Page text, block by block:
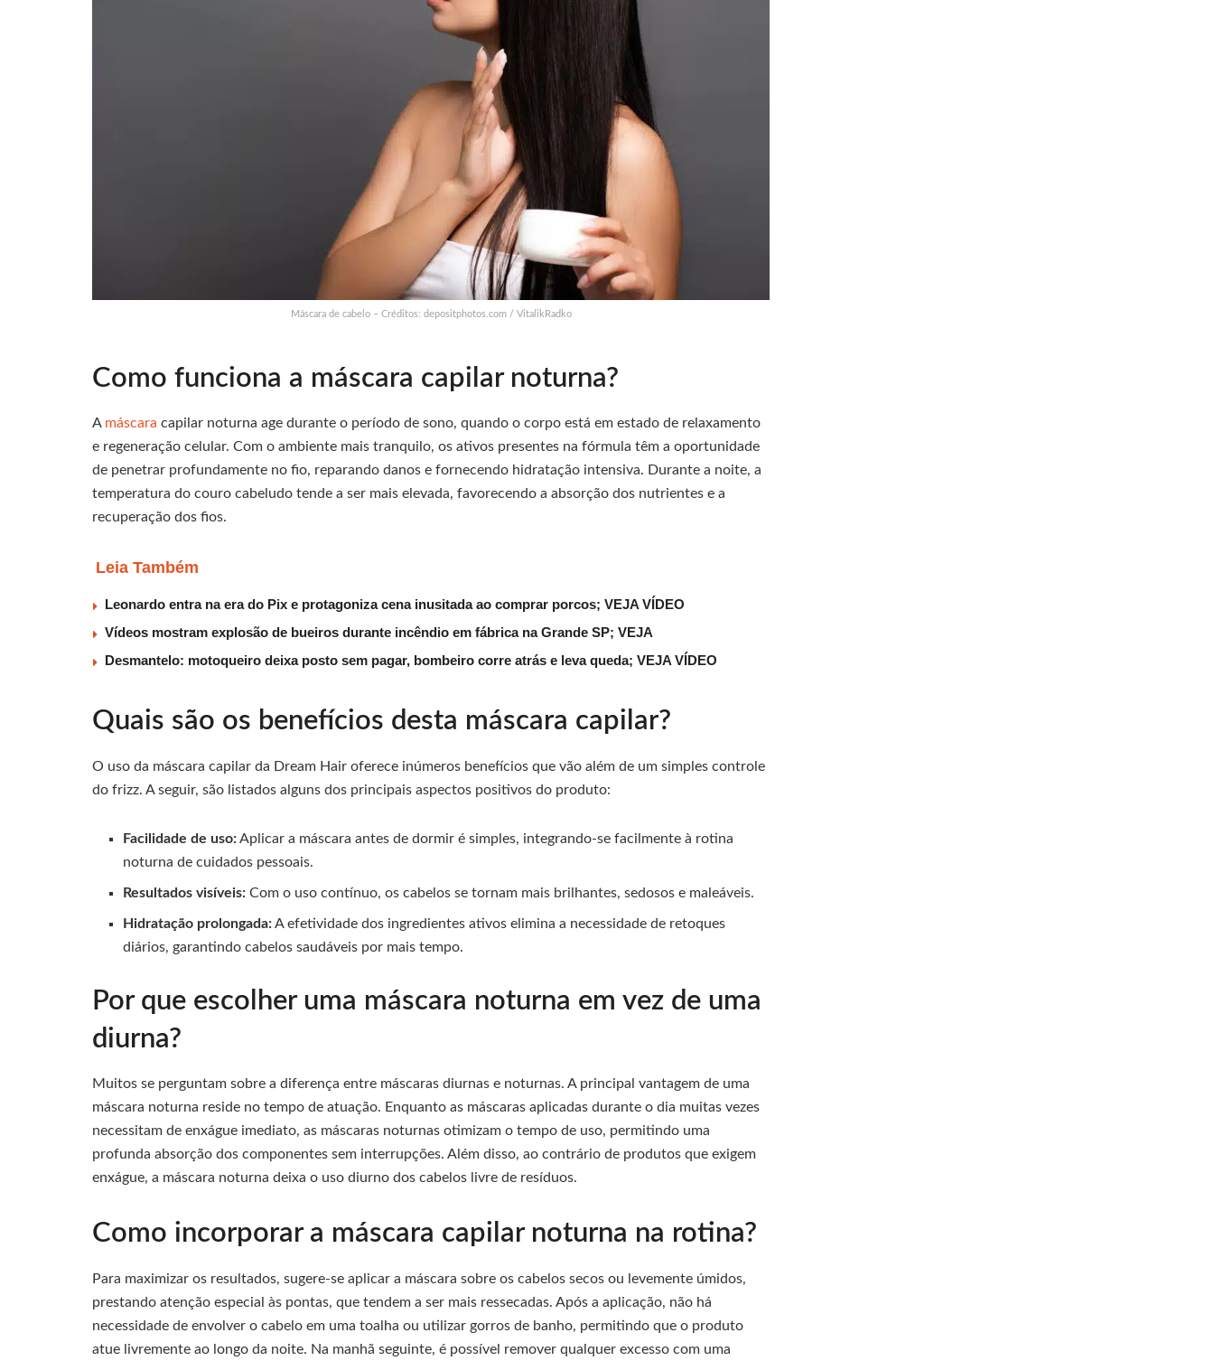
Máscara de cabelo – Créditos: depositphotos.com / VitalikRadko
Como funciona a máscara capilar noturna?
A máscara capilar noturna age durante o período de sono, quando o corpo está em estado de relaxamento
e regeneração celular. Com o ambiente mais tranquilo, os ativos presentes na fórmula têm a oportunidade
de penetrar profundamente no fio, reparando danos e fornecendo hidratação intensiva. Durante a noite, a
temperatura do couro cabeludo tende a ser mais elevada, favorecendo a absorção dos nutrientes e a
recuperação dos fios.
Leia Também
Leonardo entra na era do Pix e protagoniza cena inusitada ao comprar porcos; VEJA VÍDEO
Vídeos mostram explosão de bueiros durante incêndio em fábrica na Grande SP; VEJA
Desmantelo: motoqueiro deixa posto sem pagar, bombeiro corre atrás e leva queda; VEJA VÍDEO
Quais são os benefícios desta máscara capilar?
O uso da máscara capilar da Dream Hair oferece inúmeros benefícios que vão além de um simples controle
do frizz. A seguir, são listados alguns dos principais aspectos positivos do produto:
Facilidade de uso:Aplicar a máscara antes de dormir é simples, integrando-se facilmente à rotina
noturna de cuidados pessoais.
Resultados visíveis: Com o uso contínuo, os cabelos se tornam mais brilhantes, sedosos e maleáveis.
Hidratação prolongada:A efetividade dos ingredientes ativos elimina a necessidade de retoques
diários, garantindo cabelos saudáveis por mais tempo.
Por que escolher uma máscara noturna em vez de uma
diurna?
Muitos se perguntam sobre a diferença entre máscaras diurnas e noturnas. A principal vantagem de uma
máscara noturna reside no tempo de atuação. Enquanto as máscaras aplicadas durante o dia muitas vezes
necessitam de enxágue imediato, as máscaras noturnas otimizam o tempo de uso, permitindo uma
profunda absorção dos componentes sem interrupções. Além disso, ao contrário de produtos que exigem
enxágue, a máscara noturna deixa o uso diurno dos cabelos livre de resíduos.
Como incorporar a máscara capilar noturna na rotina?
Para maximizar os resultados, sugere-se aplicar a máscara sobre os cabelos secos ou levemente úmidos,
prestando atenção especial às pontas, que tendem a ser mais ressecadas. Após a aplicação, não há
necessidade de envolver o cabelo em uma toalha ou utilizar gorros de banho, permitindo que o produto
atue livremente ao longo da noite. Na manhã seguinte, é possível remover qualquer excesso com uma